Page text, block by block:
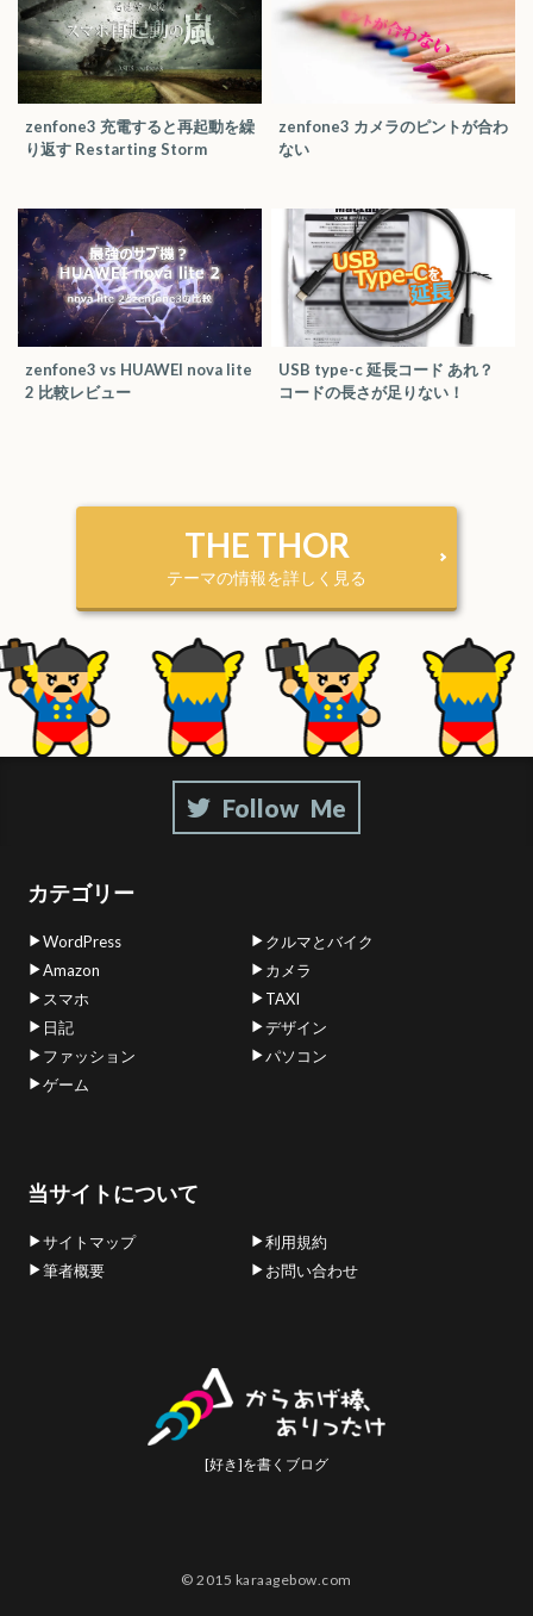
zenfone3 充電すると再起動を繰
り返す Restarting Storm
zenfone3 カメラのピントが合わ
ない
zenfone3 vs HUAWEI nova lite
2 比較レビュー
USB type-c 延長コード あれ？
コードの長さが足りない！
THE THOR
テーマの情報を詳しく見る
カテゴリー
WordPress
クルマとバイク
Amazon
カメラ
スマホ
TAXI
日記
デザイン
ファッション
パソコン
ゲーム
当サイトについて
サイトマップ
利用規約
筆者概要
お問い合わせ
[好き]を書くブログ
© 2015 karaagebow.com